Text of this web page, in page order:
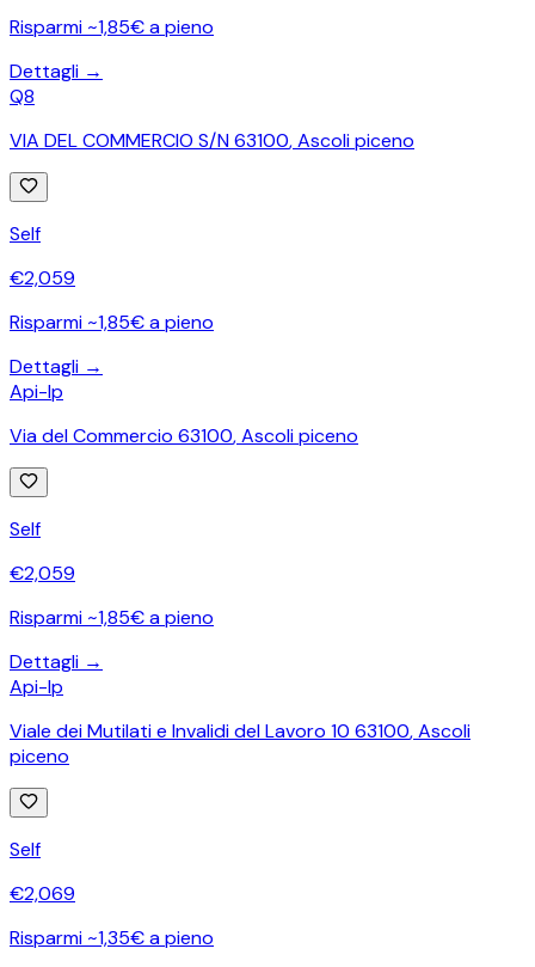
Risparmi ~1,85€ a pieno
Dettagli →
Q8
VIA DEL COMMERCIO S/N 63100,Ascoli piceno
Self
€2,059
Risparmi ~1,85€ a pieno
Dettagli →
Api-Ip
Via del Commercio 63100,Ascoli piceno
Self
€2,059
Risparmi ~1,85€ a pieno
Dettagli →
Api-Ip
Viale dei Mutilati e Invalidi del Lavoro 10 63100,Ascoli
piceno
Self
€2,069
Risparmi ~1,35€ a pieno